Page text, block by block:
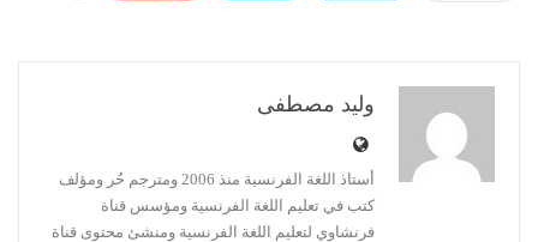
وليد مصطفى
أستاذ اللغة الفرنسية منذ 2006 ومترجم حُر ومؤلف
كتب في تعليم اللغة الفرنسية ومؤسس قناة
فرنشاوي لتعليم اللغة الفرنسية ومنشئ محتوى قناة